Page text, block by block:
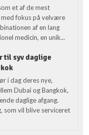
et af de mest
fokus på velvære
af en lang
medicin, en unik...
til syv daglige
i dag deres nye,
Dubai og Bangkok,
daglige afgang.
som vil blive serviceret